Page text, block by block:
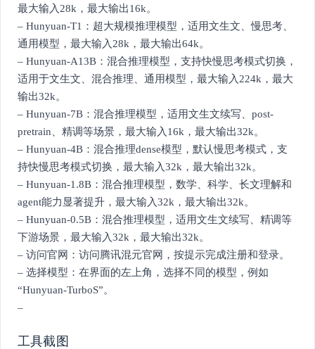
最大输入28k，最大输出16k。
– Hunyuan-T1：超大规模推理模型，适用文生文、慢思考、
通用模型，最大输入28k，最大输出64k。
– Hunyuan-A13B：混合推理模型，支持快慢思考模式切换，
适用于文生文、混合推理、通用模型，最大输入224k，最大
输出32k。
– Hunyuan-7B：混合推理模型，适用文生文续写、post-
pretrain、精调等场景，最大输入16k，最大输出32k。
– Hunyuan-4B：混合推理dense模型，默认慢思考模式，支
持快慢思考模式切换，最大输入32k，最大输出32k。
– Hunyuan-1.8B：混合推理模型，数学、科学、长文理解和
agent能力显著提升，最大输入32k，最大输出32k。
– Hunyuan-0.5B：混合推理模型，适用文生文续写、精调等
下游场景，最大输入32k，最大输出32k。
– 访问官网：访问腾讯混元官网，按提示完成注册和登录。
– 选择模型：在界面的左上角，选择不同的模型，例如
“Hunyuan-TurboS”。
–
工具截图